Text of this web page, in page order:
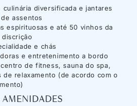
culinária diversificada e jantares
assentos
espirituosas e até 50 vinhos da
discrição
e chás
e entretenimento a bordo
de fitness, sauna do spa,
de relaxamento (de acordo com o